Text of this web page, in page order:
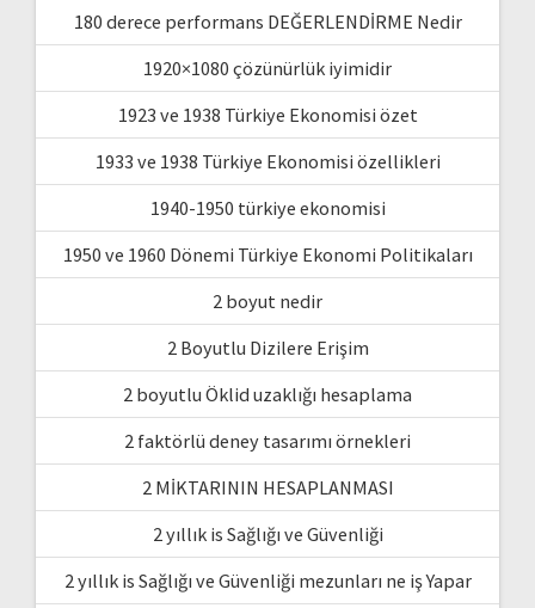
180 derece performans DEĞERLENDİRME Nedir
1920×1080 çözünürlük iyimidir
1923 ve 1938 Türkiye Ekonomisi özet
1933 ve 1938 Türkiye Ekonomisi özellikleri
1940-1950 türkiye ekonomisi
1950 ve 1960 Dönemi Türkiye Ekonomi Politikaları
2 boyut nedir
2 Boyutlu Dizilere Erişim
2 boyutlu Öklid uzaklığı hesaplama
2 faktörlü deney tasarımı örnekleri
2 MİKTARININ HESAPLANMASI
2 yıllık is Sağlığı ve Güvenliği
2 yıllık is Sağlığı ve Güvenliği mezunları ne iş Yapar